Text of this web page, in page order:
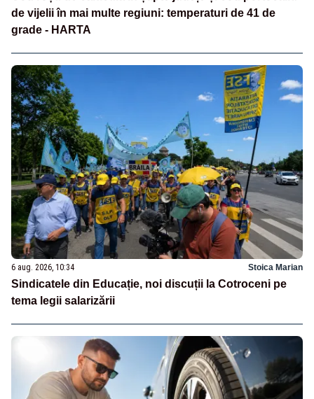
de vijelii în mai multe regiuni: temperaturi de 41 de
grade - HARTA
6 aug. 2026, 10:34 Stoica Marian
Sindicatele din Educație, noi discuții la Cotroceni pe
tema legii salarizării